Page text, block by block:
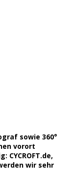
sowie 360°
vorort
CYCROFT.de,
wir sehr